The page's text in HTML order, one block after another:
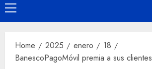
Primary
Menu
Home 2025 enero
18
BanescoPagoMóvil premia a sus clientes